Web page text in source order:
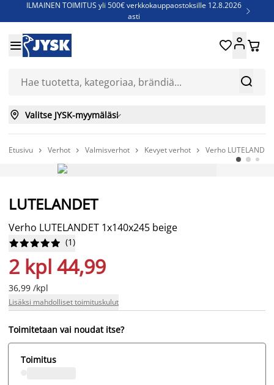
ILMAINEN TOIMITUS yli 500€ verkkokauppaostoksille 12.8.2026
asti

Jenkkisänkyjä - Säästä jopa 60%


 
 Valitse JYSK-myymäläsi
Etusivu  Verhot  Valmisverhot  Kevyet verhot  Verho
LUTELANDET
Verho LUTELANDET 1x140x245 beige





 (1)
2 kpl 44,99
36,99 /kpl
Lisäksi mahdolliset toimituskulut
Toimitetaan vai noudat itse?
Toimitus